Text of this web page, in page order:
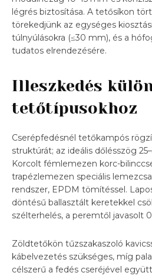
légrés biztosítása. A tetősíkon
törekedjünk az egységes
túlnyúlásokra (≤30 mm), és a
tudatos elrendezésére.
Illeszkedés
tetőtípusokhoz
Cserépfedésnél tetőkampós
struktúrát; az ideális dőlésszög
Korcolt fémlemezen korc-
trapézlemezen speciális
rendszer, EPDM tömítéssel.
döntésű ballasztált keretekkel
szélterhelés, a peremtől javasolt
Zöldtetőkön tűzszakaszoló
kábelvezetés szükséges, míg
célszerű a fedés cseréjével